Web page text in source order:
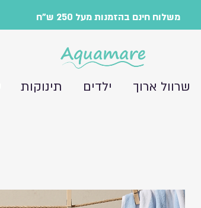
משלוח חינם בהזמנות מעל 250 ש"ח
שרוול ארוך ילדים תינוקות